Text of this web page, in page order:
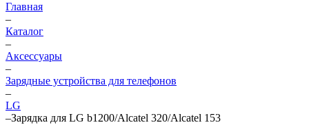
Главная
–
Каталог
–
Аксессуары
–
Зарядные устройства для телефонов
–
LG
–Зарядка для LG b1200/Alcatel 320/Alcatel 153